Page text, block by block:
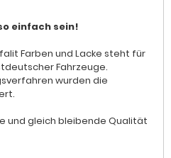
einfach sein!
Farben und Lacke steht für
Fahrzeuge.
wurden die
und gleich bleibende Qualität